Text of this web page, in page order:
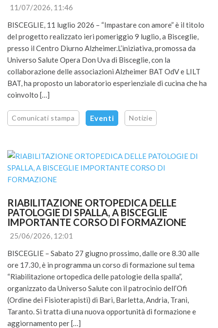
11/07/2026, 11:46
BISCEGLIE, 11 luglio 2026 – “Impastare con amore” è il titolo
del progetto realizzato ieri pomeriggio 9 luglio, a Bisceglie,
presso il Centro Diurno Alzheimer.L’iniziativa, promossa da
Universo Salute Opera Don Uva di Bisceglie, con la
collaborazione delle associazioni Alzheimer BAT OdV e LILT
BAT, ha proposto un laboratorio esperienziale di cucina che ha
coinvolto […]
Comunicati stampa Eventi Notizie
RIABILITAZIONE ORTOPEDICA DELLE
PATOLOGIE DI SPALLA, A BISCEGLIE
IMPORTANTE CORSO DI FORMAZIONE
25/06/2026, 12:01
BISCEGLIE – Sabato 27 giugno prossimo, dalle ore 8.30 alle
ore 17.30, è in programma un corso di formazione sul tema
“Riabilitazione ortopedica delle patologie della spalla”,
organizzato da Universo Salute con il patrocinio dell’Ofi
(Ordine dei Fisioterapisti) di Bari, Barletta, Andria, Trani,
Taranto. Si tratta di una nuova opportunità di formazione e
aggiornamento per […]